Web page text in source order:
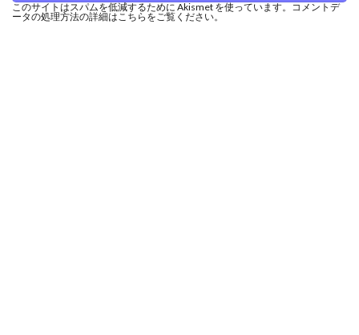
このサイトはスパムを低減するために Akismet を使っています。 コメントデ
ータの処理方法の詳細はこちらをご覧ください。